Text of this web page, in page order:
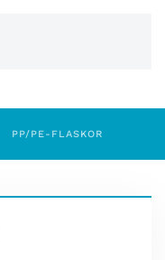
PP/PE-FLASKOR